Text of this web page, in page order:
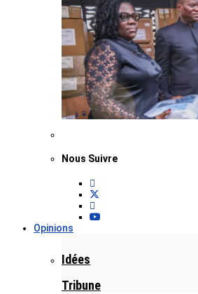
Nous Suivre
Opinions
Idées
Tribune